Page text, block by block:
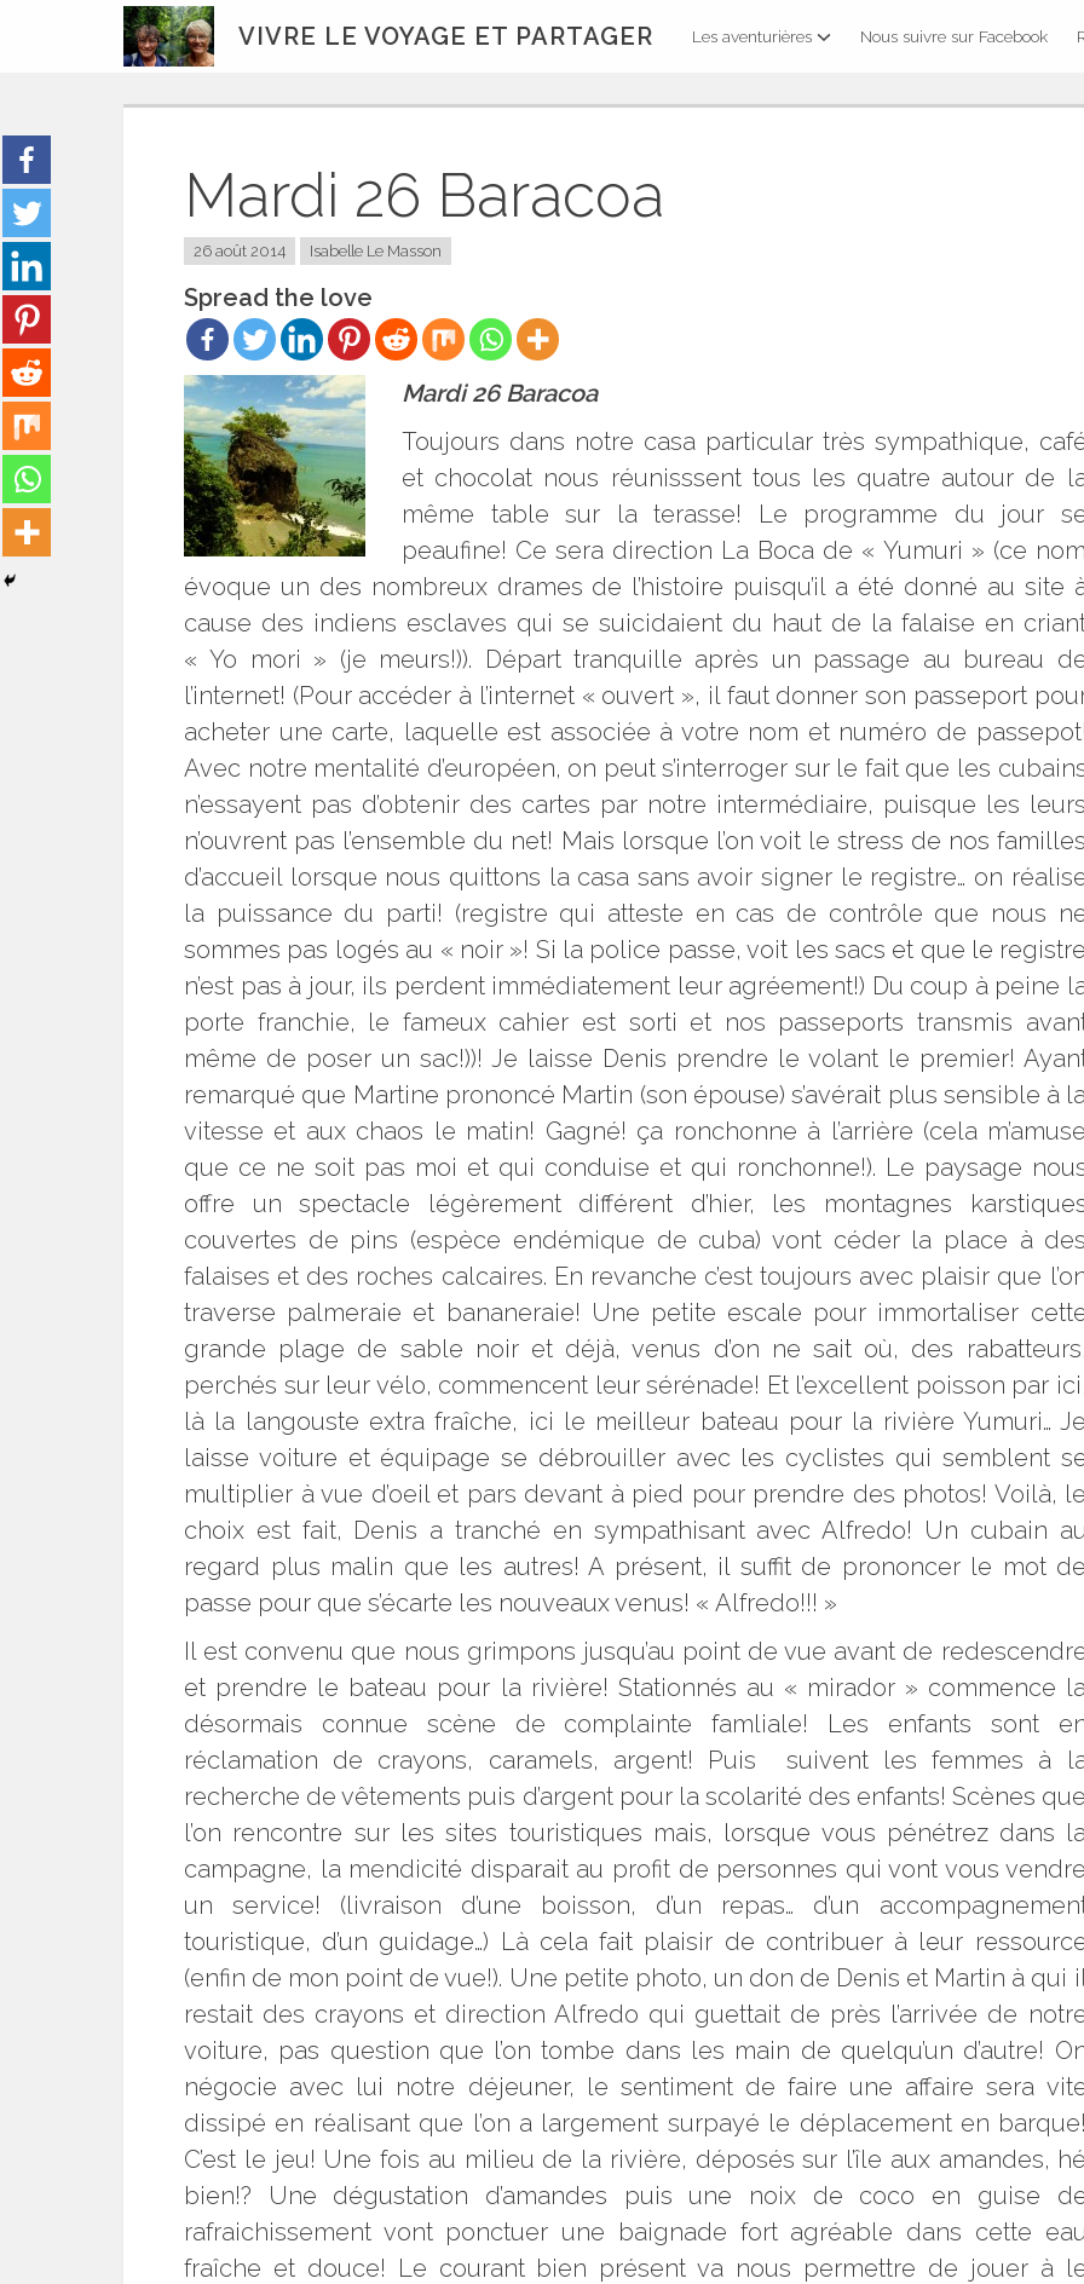
VIVRE LE VOYAGE ET PARTAGER Les aventurières Nous suivre sur Facebook
Mardi 26 Baracoa
26 août 2014 Isabelle Le Masson
Spread the love
Mardi 26 Baracoa
Toujours dans notre casa particular très sympathique,
et chocolat nous réunisssent tous les quatre autour de
même table sur la terasse! Le programme du jour
peaufine! Ce sera direction La Boca de « Yumuri » (ce nom
évoque un des nombreux drames de l’histoire puisqu’il a été donné au site
cause des indiens esclaves qui se suicidaient du haut de la falaise en
« Yo mori » (je meurs!)). Départ tranquille après un passage au bureau
l’internet! (Pour accéder à l’internet « ouvert », il faut donner son passeport
acheter une carte, laquelle est associée à votre nom et numéro de passepot!
Avec notre mentalité d’européen, on peut s’interroger sur le fait que les
n’essayent pas d’obtenir des cartes par notre intermédiaire, puisque les leurs
n’ouvrent pas l’ensemble du net! Mais lorsque l’on voit le stress de nos familles
d’accueil lorsque nous quittons la casa sans avoir signer le registre… on
la puissance du parti! (registre qui atteste en cas de contrôle que nous
sommes pas logés au « noir »! Si la police passe, voit les sacs et que le registre
n’est pas à jour, ils perdent immédiatement leur agréement!) Du coup à peine
porte franchie, le fameux cahier est sorti et nos passeports transmis
même de poser un sac!))! Je laisse Denis prendre le volant le premier!
remarqué que Martine prononcé Martin (son épouse) s’avérait plus sensible à
vitesse et aux chaos le matin! Gagné! ça ronchonne à l’arrière (cela m’amuse
que ce ne soit pas moi et qui conduise et qui ronchonne!). Le paysage
offre un spectacle légèrement différent d’hier, les montagnes
couvertes de pins (espèce endémique de cuba) vont céder la place à des
falaises et des roches calcaires. En revanche c’est toujours avec plaisir que
traverse palmeraie et bananeraie! Une petite escale pour immortaliser
grande plage de sable noir et déjà, venus d’on ne sait où, des rabatteurs,
perchés sur leur vélo, commencent leur sérénade! Et l’excellent poisson par ici,
là la langouste extra fraîche, ici le meilleur bateau pour la rivière Yumuri… Je
laisse voiture et équipage se débrouiller avec les cyclistes qui semblent
multiplier à vue d’oeil et pars devant à pied pour prendre des photos! Voilà, le
choix est fait, Denis a tranché en sympathisant avec Alfredo! Un cubain au
regard plus malin que les autres! A présent, il suffit de prononcer le mot de
passe pour que s’écarte les nouveaux venus! « Alfredo!!! »
Il est convenu que nous grimpons jusqu’au point de vue avant de
et prendre le bateau pour la rivière! Stationnés au « mirador » commence
désormais connue scène de complainte famliale! Les enfants sont
réclamation de crayons, caramels, argent! Puis
suivent les femmes à
recherche de vêtements puis d’argent pour la scolarité des enfants! Scènes que
l’on rencontre sur les sites touristiques mais, lorsque vous pénétrez dans
campagne, la mendicité disparait au profit de personnes qui vont vous vendre
un service! (livraison d’une boisson, d’un repas… d’un
touristique, d’un guidage…) Là cela fait plaisir de contribuer à leur
(enfin de mon point de vue!). Une petite photo, un don de Denis et Martin à qui il
restait des crayons et direction Alfredo qui guettait de près l’arrivée de
voiture, pas question que l’on tombe dans les main de quelqu’un d’autre!
négocie avec lui notre déjeuner, le sentiment de faire une affaire sera
dissipé en réalisant que l’on a largement surpayé le déplacement en barque!
C’est le jeu! Une fois au milieu de la rivière, déposés sur l’île aux amandes, hé
bien!? Une dégustation d’amandes puis une noix de coco en guise
rafraichissement vont ponctuer une baignade fort agréable dans cette eau
fraîche et douce! Le courant bien présent va nous permettre de jouer à